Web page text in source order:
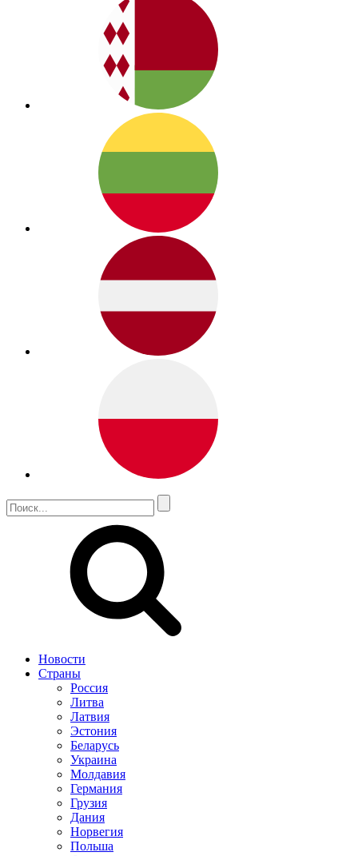
Новости
Страны
Россия
Литва
Латвия
Эстония
Беларусь
Украина
Молдавия
Германия
Грузия
Дания
Норвегия
Польша